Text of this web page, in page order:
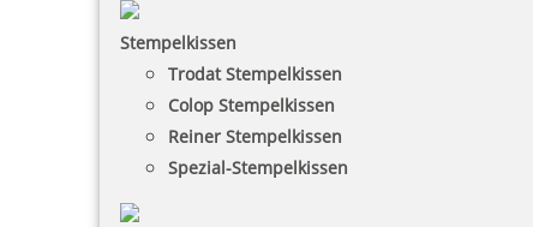
Stempelkissen
Trodat Stempelkissen
Colop Stempelkissen
Reiner Stempelkissen
Spezial-Stempelkissen